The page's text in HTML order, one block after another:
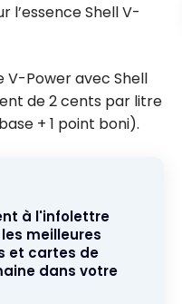
l’essence Shell V-
V-Power avec Shell
de 2 cents par litre
+ 1 point boni).
à l'infolettre
meilleures
et cartes de
dans votre